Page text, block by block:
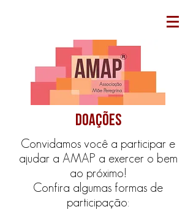
doações
Convidamos você a participar e
ajudar a AMAP a exercer o bem
ao próximo!
Confira algumas formas de
participação: